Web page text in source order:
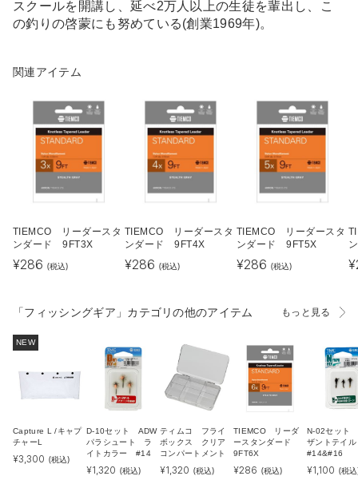
スクールを開講し、延べ2万人以上の生徒を輩出し、こ
の釣りの啓蒙にも努めている(創業1969年)。
関連アイテム
TIEMCO リーダースタ
ンダード 9FT3X
¥286 (税込)
TIEMCO リーダースタ
ンダード 9FT4X
¥286 (税込)
TIEMCO リーダースタ
ンダード 9FT5X
¥286 (税込) ¥
「フィッシングギア」カテゴリの他のアイテム もっと見る
NEW
Capture L /キャプ
チャーL
¥3,300 (税込)
D-10セット ADW
パラシュート ラ
イトカラー #14
¥1,320 (税込)
ティムコ フライ
ボックス クリア
コンパートメント
¥1,320 (税込)
TIEMCO リーダ
ースタンダード
9FT6X
¥286 (税込)
N-02セット
ザントテイ
#14&#16
¥1,100 (税